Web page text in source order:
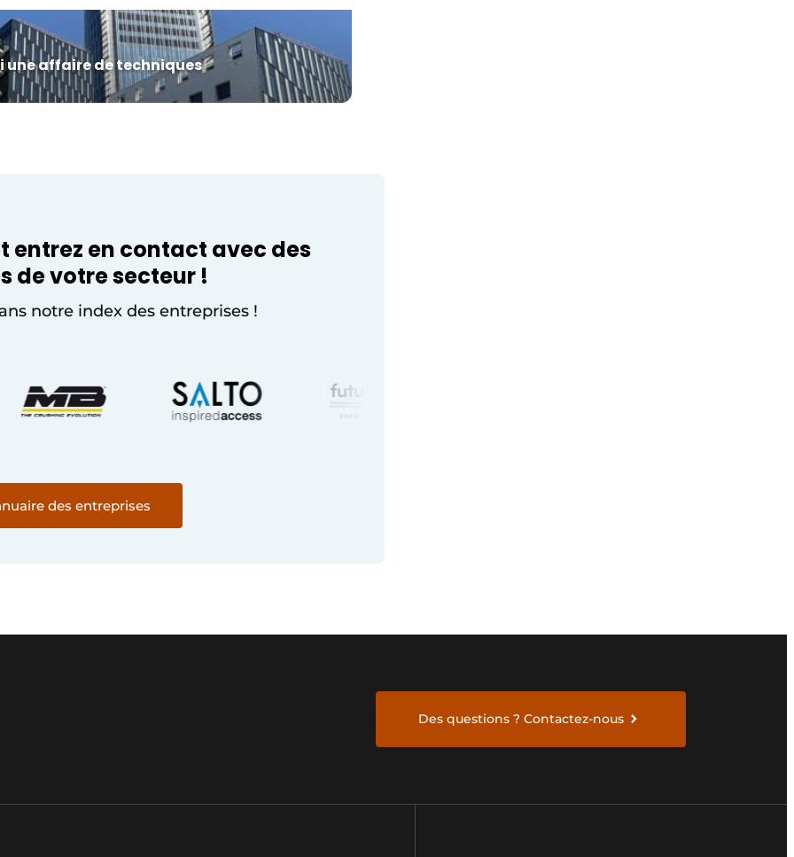
crédit de […]
une affaire de techniques
entrez en contact avec des
de votre secteur !
notre index des entreprises !
des entreprises
Des questions ? Contactez-nous